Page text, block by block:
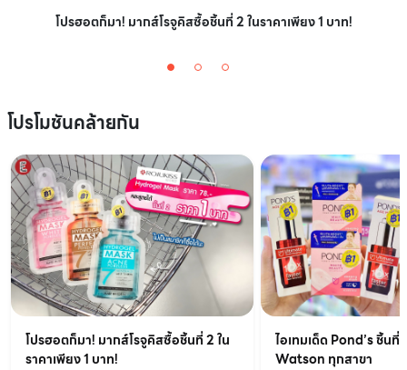
โปรฮอตก็มา! มากส์โรจูคิสซื้อชิ้นที่ 2 ในราคาเพียง 1 บาท!
โปรโมชันคล้ายกัน
โปรฮอตก็มา! มากส์โรจูคิสซื้อชิ้นที่ 2 ใน
ราคาเพียง 1 บาท!
ไอเทมเด็ด Pond’s ชิ้นที่
Watson ทุกสาขา